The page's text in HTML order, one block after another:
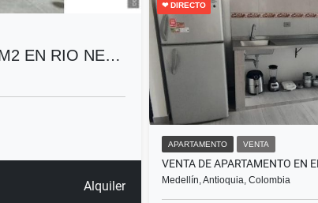
EN RIO NE…
Alquiler
❤ DIRECTO
APARTAMENTO VENTA
Medellín, Antioquia, Colombia